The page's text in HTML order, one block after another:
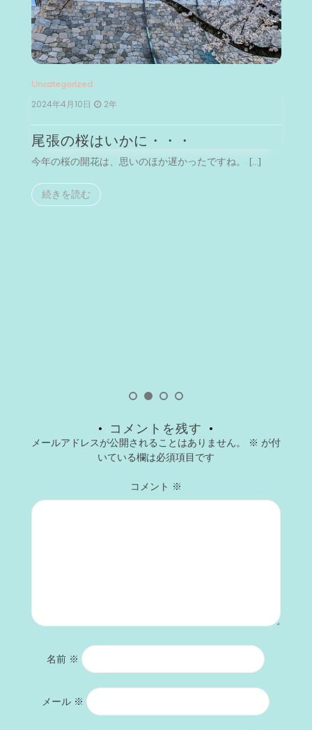
Uncategorized
2024年4月10日 2年
尾張の桜はいかに・・・
今年の桜の開花は、思いのほか遅かったですね。 […]
続きを読む
コメントを残す
メールアドレスが公開されることはありません。 ※ が付
いている欄は必須項目です
コメント ※
名前 ※
メール ※